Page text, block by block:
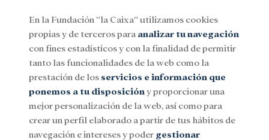
Menu
SocialInvestigación y becasCultura
En la Fundación ”la Caixa” utilizamos cookies
propias y de terceros para analizar tu navegación
con fines estadísticos y con la finalidad de permitir
tanto las funcionalidades de la web como la
prestación de los servicios e información que
ponemos a tu disposición y proporcionar una
mejor personalización de la web, así como para
crear un perfil elaborado a partir de tus hábitos de
navegación e intereses y poder gestionar